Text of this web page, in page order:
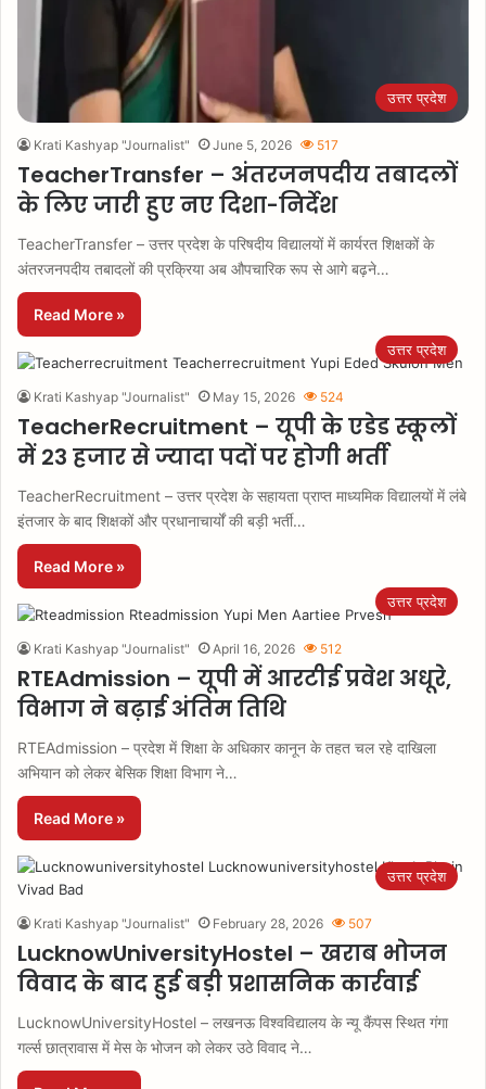
उत्तर प्रदेश
Krati Kashyap "Journalist" June 5, 2026 517
TeacherTransfer – अंतरजनपदीय तबादलों
के लिए जारी हुए नए दिशा-निर्देश
TeacherTransfer – उत्तर प्रदेश के परिषदीय विद्यालयों में कार्यरत शिक्षकों के
अंतरजनपदीय तबादलों की प्रक्रिया अब औपचारिक रूप से आगे बढ़ने…
Read More »
उत्तर प्रदेश
Krati Kashyap "Journalist" May 15, 2026 524
TeacherRecruitment – यूपी के एडेड स्कूलों
में 23 हजार से ज्यादा पदों पर होगी भर्ती
TeacherRecruitment – उत्तर प्रदेश के सहायता प्राप्त माध्यमिक विद्यालयों में लंबे
इंतजार के बाद शिक्षकों और प्रधानाचार्यों की बड़ी भर्ती…
Read More »
उत्तर प्रदेश
Krati Kashyap "Journalist" April 16, 2026 512
RTEAdmission – यूपी में आरटीई प्रवेश अधूरे,
विभाग ने बढ़ाई अंतिम तिथि
RTEAdmission – प्रदेश में शिक्षा के अधिकार कानून के तहत चल रहे दाखिला
अभियान को लेकर बेसिक शिक्षा विभाग ने…
Read More »
उत्तर प्रदेश
Krati Kashyap "Journalist" February 28, 2026 507
LucknowUniversityHostel – खराब भोजन
विवाद के बाद हुई बड़ी प्रशासनिक कार्रवाई
LucknowUniversityHostel – लखनऊ विश्वविद्यालय के न्यू कैंपस स्थित गंगा
गर्ल्स छात्रावास में मेस के भोजन को लेकर उठे विवाद ने…